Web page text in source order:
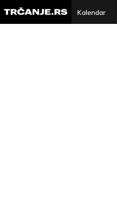
Kalendar